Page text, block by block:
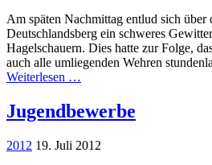
Am späten Nachmittag entlud sich über
Deutschlandsberg ein schweres
Hagelschauern. Dies hatte zur Folge,
auch alle umliegenden Wehren
Weiterlesen …
Jugendbewerbe
2012 19. Juli 2012